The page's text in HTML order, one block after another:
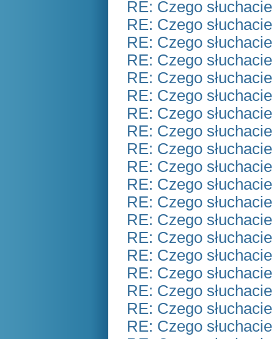
RE: Czego
RE: Czego
RE: Czego
RE: Czego
RE: Czego
RE: Czego
RE: Czego
RE: Czego
RE: Czego
RE: Czego
RE: Czego
RE: Czego
RE: Czego
RE: Czego
RE: Czego
RE: Czego
RE: Czego
RE: Czego
RE: Czego